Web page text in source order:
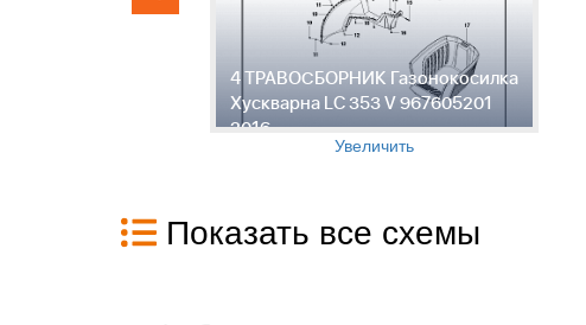
4 ТРАВОСБОРНИК Газонокосилка
Хускварна LC 353 V 967605201
2016
Увеличить
Показать все схемы